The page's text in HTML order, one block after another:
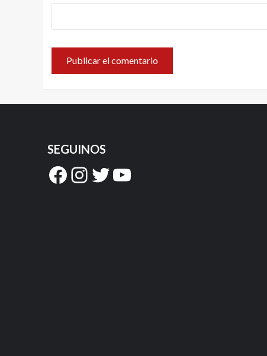
SEGUINOS
Facebook
Instagram
Twitter
YouTube